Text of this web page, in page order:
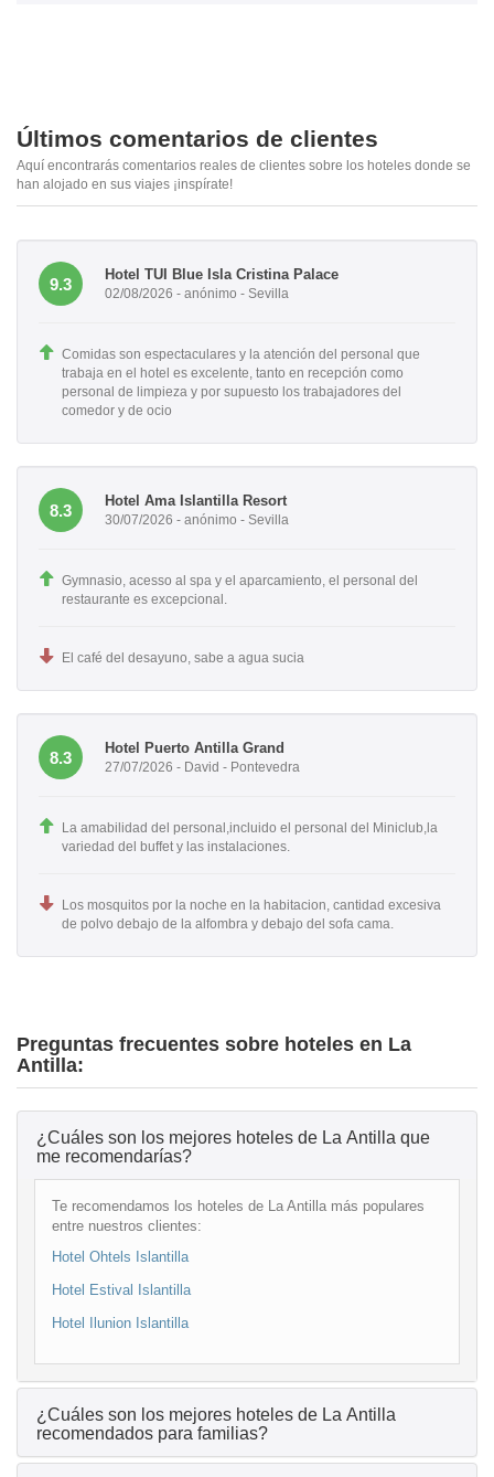
Últimos comentarios de clientes
Aquí encontrarás comentarios reales de clientes sobre los hoteles donde se
han alojado en sus viajes ¡inspírate!
9.3
Hotel TUI Blue Isla Cristina Palace
02/08/2026 - anónimo - Sevilla
Comidas son espectaculares y la atención del personal que
trabaja en el hotel es excelente, tanto en recepción como
personal de limpieza y por supuesto los trabajadores del
comedor y de ocio
8.3
Hotel Ama Islantilla Resort
30/07/2026 - anónimo - Sevilla
Gymnasio, acesso al spa y el aparcamiento, el personal del
restaurante es excepcional.
El café del desayuno, sabe a agua sucia
8.3
Hotel Puerto Antilla Grand
27/07/2026 - David - Pontevedra
La amabilidad del personal,incluido el personal del Miniclub,la
variedad del buffet y las instalaciones.
Los mosquitos por la noche en la habitacion, cantidad excesiva
de polvo debajo de la alfombra y debajo del sofa cama.
Preguntas frecuentes sobre hoteles en La
Antilla:
¿Cuáles son los mejores hoteles de La Antilla que
me recomendarías?
Te recomendamos los hoteles de La Antilla más populares
entre nuestros clientes:
Hotel Ohtels Islantilla
Hotel Estival Islantilla
Hotel Ilunion Islantilla
¿Cuáles son los mejores hoteles de La Antilla
recomendados para familias?